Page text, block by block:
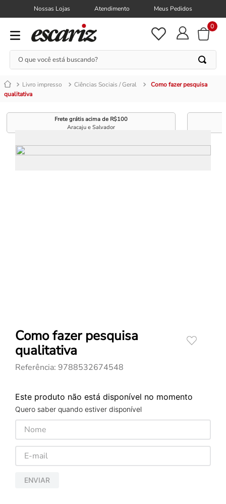
Nossas Lojas Atendimento Meus Pedidos
0
O que você está buscando?
Livro impresso Ciências Sociais / Geral
Como fazer pesquisa
qualitativa
Frete grátis acima de R$100
Aracaju e Salvador
Como fazer pesquisa
qualitativa
Referência: 9788532674548
Este produto não está disponível no momento
Quero saber quando estiver disponível
ENVIAR